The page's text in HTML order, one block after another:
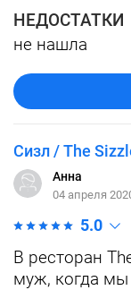
НЕДОСТАТКИ
не нашла
Сизл / The
Анна
04 апреля
5.0
В ресторан
муж, когда